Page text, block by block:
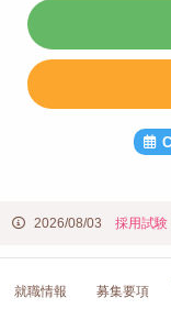
2026/08/03 採用試験
就職情報 募集要項